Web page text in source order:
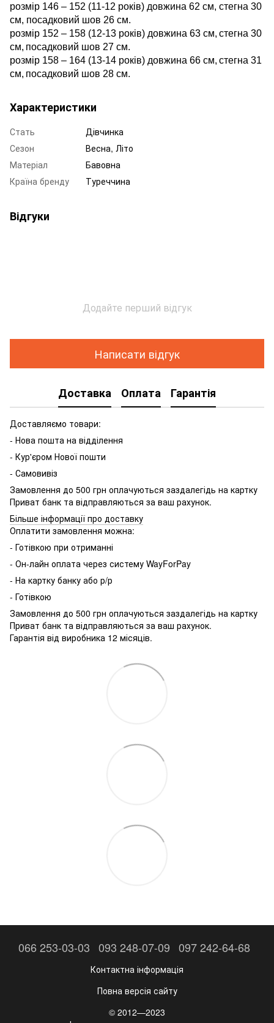
розмір 146 – 152 (11-12 років) довжина 62 см, стегна 30
см, посадковий шов 26 см.
розмір 152 – 158 (12-13 років) довжина 63 см, стегна 30
см, посадковий шов 27 см.
розмір 158 – 164 (13-14 років) довжина 66 см, стегна 31
см, посадковий шов 28 см.
Характеристики
Стать
Дівчинка
Сезон
Весна, Літо
Матеріал
Бавовна
Країна бренду
Туреччина
Відгуки
Додайте перший відгук
Написати відгук
Доставка Оплата Гарантія
Доставляємо товари:
- Нова пошта на відділення
- Кур'єром Нової пошти
- Самовивіз
Замовлення до 500 грн оплачуються заздалегідь на картку
Приват банк та відправляються за ваш рахунок.
Більше інформації про доставку
Оплатити замовлення можна:
- Готівкою при отриманні
- Он-лайн оплата через систему WayForPay
- На картку банку або р/р
- Готівкою
Замовлення до 500 грн оплачуються заздалегідь на картку
Приват банк та відправляються за ваш рахунок.
Гарантія від виробника 12 місяців.
066 253-03-03 093 248-07-09 097 242-64-68
Контактна інформація
Повна версія сайту
© 2012—2023